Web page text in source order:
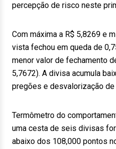
percepção de risco neste
Com máxima a R$ 5,8269 e
vista fechou em queda de
menor valor de fechamento
5,7672). A divisa acumula
pregões e desvalorização de
Termômetro do
uma cesta de seis divisas
abaixo dos 108,000 pontos